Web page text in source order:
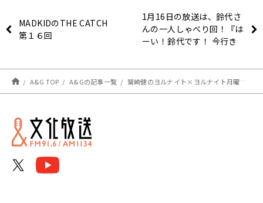
MADKIDのTHE CATCH
第１６回
1月16日の放送は、鈴代さ
んの一人しゃべり回！『は
ーい！鈴代です！ 今行き
A&G TOP A&Gの記事一覧 鷲崎健のヨルナイト×ヨルナイト月曜日！＃１６１３